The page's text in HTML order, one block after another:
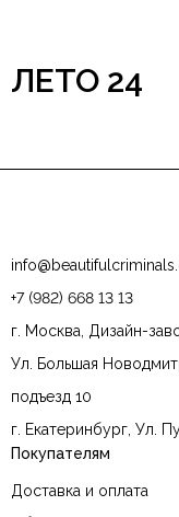
ЛЕТО 24
+7 (982) 668 13 13
г. Москва, Дизайн-
Ул. Большая
подъезд 10
г. Екатеринбург, Ул.
Покупателям
Доставка и оплата